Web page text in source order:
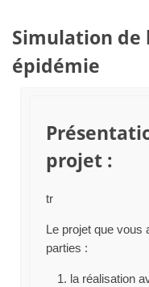
Simulation de
épidémie
projet :
tr
Le projet que vous
parties :
la réalisation